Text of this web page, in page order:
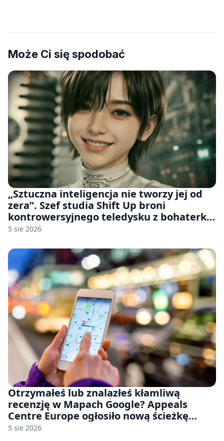
Może Ci się spodobać
„Sztuczna inteligencja nie tworzy jej od
zera”. Szef studia Shift Up broni
kontrowersyjnego teledysku z bohaterką
Stellar Blade: Blood Rain
5 sie 2026
Otrzymałeś lub znalazłeś kłamliwą
recenzję w Mapach Google? Appeals
Centre Europe ogłosiło nową ścieżkę
odwoławczą dla firm i konsumentów
5 sie 2026